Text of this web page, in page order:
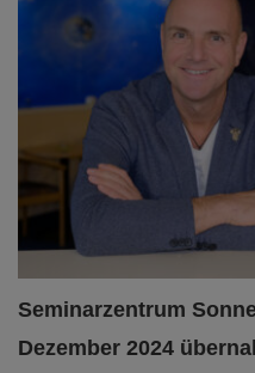
Seminarzentrum
Dezember 2024